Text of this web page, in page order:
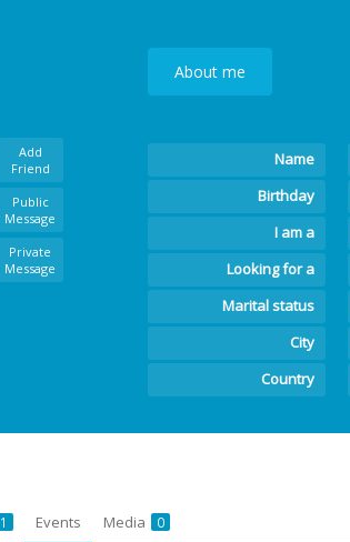
Add
Friend
Public
Message
Private
Message
About me
Name
Birthday
I am a
Looking for a
Marital status
City
Country
1 Events Media 0